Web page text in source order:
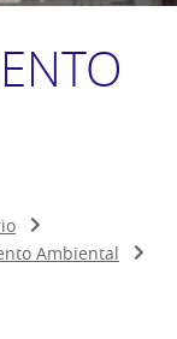
Ambiental